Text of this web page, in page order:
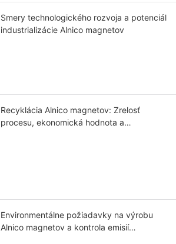
Smery technologického rozvoja a potenciál
industrializácie Alnico magnetov
Recyklácia Alnico magnetov: Zrelosť
procesu, ekonomická hodnota a
Environmentálne požiadavky na výrobu
Alnico magnetov a kontrola emisií